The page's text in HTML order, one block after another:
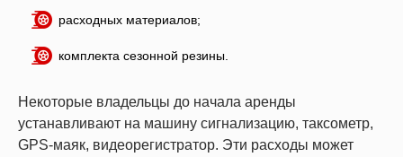
расходных материалов;
комплекта сезонной резины.
Некоторые владельцы до начала аренды
устанавливают на машину сигнализацию, таксометр,
GPS-маяк, видеорегистратор. Эти расходы может